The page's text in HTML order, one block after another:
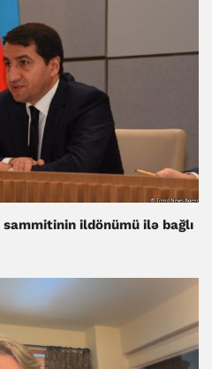
ildönümü ilə bağlı